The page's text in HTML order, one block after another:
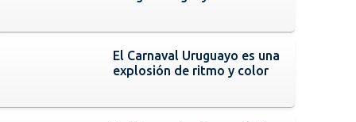
El Carnaval Uruguayo es una
explosión de ritmo y color